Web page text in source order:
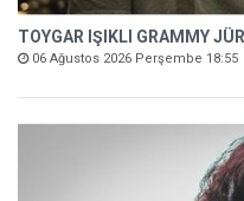
TOYGAR IŞIKLI GRAMMY
06 Ağustos 2026 Perşembe 18:55